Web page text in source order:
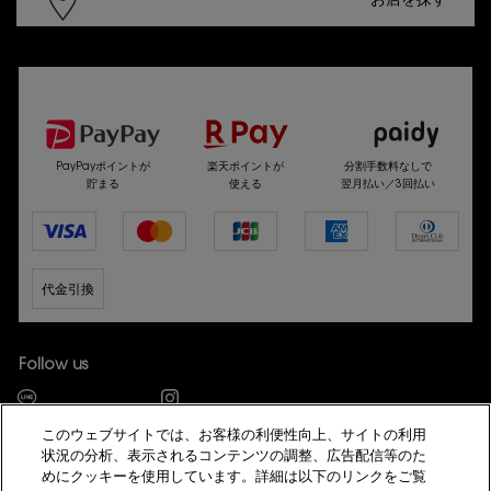
PayPayポイントが
貯まる
楽天ポイントが
使える
分割手数料なしで
翌月払い／3回払い
代金引換
Follow us
このウェブサイトでは、お客様の利便性向上、サイトの利用
状況の分析、表示されるコンテンツの調整、広告配信等のた
めにクッキーを使用しています。詳細は以下のリンクをご覧